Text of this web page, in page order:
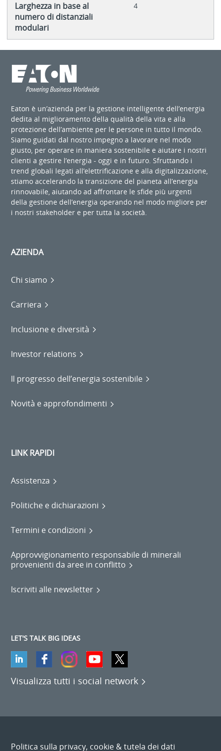
Larghezza in base al
numero di distanziali
modulari
4
Eaton è un’azienda per la gestione intelligente dell’energia
dedita al miglioramento della qualità della vita e alla
protezione dell’ambiente per le persone in tutto il mondo.
Siamo guidati dal nostro impegno a lavorare nel modo
giusto, per operare in maniera sostenibile e aiutare i nostri
clienti a gestire l’energia - oggi e in futuro. Sfruttando i
trend globali legati all’elettrificazione e alla digitalizzazione,
stiamo accelerando la transizione del pianeta all’energia
rinnovabile, aiutando ad affrontare le sfide più urgenti
della gestione dell’energia operando nel modo migliore per
i nostri stakeholder e per tutta la società.
AZIENDA
Chi siamo
Carriera
Inclusione e diversità
Investor relations
Il progresso dell’energia sostenibile
Novità e approfondimenti
LINK RAPIDI
Assistenza
Politiche e dichiarazioni
Termini e condizioni
Approvvigionamento responsabile di minerali
provenienti da aree in conflitto
Iscriviti alle newsletter
LET'S TALK BIG IDEAS
Visualizza tutti i social network
Politica sulla privacy, cookie & tutela dei dati